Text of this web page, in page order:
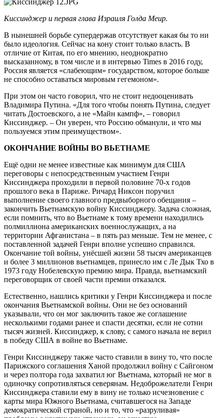
Киссинджер и первая глава Израиля Голда Меир.
В нынешней борьбе супердержав отсутствует какая бы то ни
было идеология. Сейчас на кону стоит только власть. В
отличие от Китая, по его мнению, неоднократно
высказанному, в том числе и в интервью Times в 2016 году,
Россия является «слабеющим» государством, которое больше
не способно оставаться мировым гегемоном».
При этом он часто говорил, что не стоит недооценивать
Владимира Путина. «Для того чтобы понять Путина, следует
читать Достоевского, а не «Майн кампф», – говорил
Киссинджер. – Он уверен, что Россию обманули, и что мы
пользуемся этим преимуществом».
ОКОНЧАНИЕ ВОЙНЫ ВО ВЬЕТНАМЕ
Ещё одни не менее известные как минимум для США
переговоры с непосредственным участием Генри
Киссинджера проходили в первой половине 70-х годов
прошлого века в Париже. Ричард Никсон поручил
выполнение своего главного предвыборного обещания –
закончить Вьетнамскую войну Киссинджеру. Задача сложная,
если помнить, что во Вьетнаме к тому времени находились
полмиллиона американских военнослужащих, а на
территории Афганистана – в пять раз меньше. Тем не менее, с
поставленной задачей Генри вполне успешно справился.
Окончание той войны, унёсшей жизни 58 тысяч американцев
и более 3 миллионов вьетнамцев, принесло им с Ле Дык Тхо в
1973 году Нобелевскую премию мира. Правда, вьетнамский
переговорщик от своей части премии отказался.
Естественно, нашлись критики у Генри Киссинджера и после
окончания Вьетнамской войны. Они не без оснований
указывали, что он мог заключить такое же соглашение
несколькими годами ранее и спасти десятки, если не сотни
тысяч жизней. Киссинджер, к слову, с самого начала не верил
в победу США в войне во Вьетнаме.
Генри Киссинджеру также часто ставили в вину то, что после
Парижского соглашения Ханой продолжил войну с Сайгоном
и через полтора года захватил юг Вьетнама, который не мог в
одиночку сопротивляться северянам. Недоброжелатели Генри
Киссинджера ставили ему в вину не только исчезновение с
карты мира Южного Вьетнама, считавшегося на Западе
демократической страной, но и то, что «разруливая»